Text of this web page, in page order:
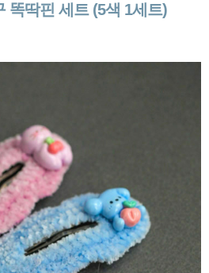
똑딱핀 세트 (5색 1세트)